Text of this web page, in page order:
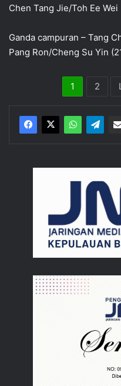
Chen Tang Jie/Toh Ee Wei
Ganda campuran – Tang
Pang Ron/Cheng Su Yin
1 2